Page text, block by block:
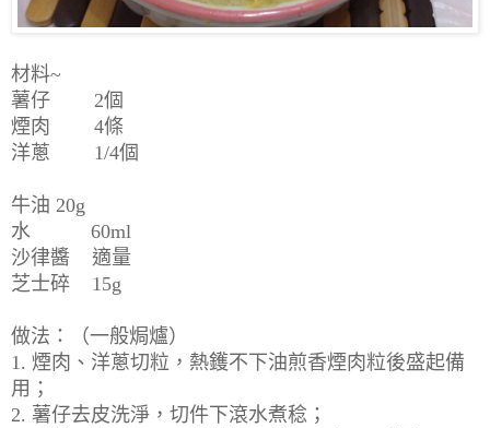
材料~
薯仔 2個
煙肉 4條
洋蔥 1/4個
牛油 20g
水 60ml
沙律醬 適量
芝士碎 15g
做法：（一般焗爐）
1. 煙肉、洋蔥切粒，熱鑊不下油煎香煙肉粒後盛起備
用；
2. 薯仔去皮洗淨，切件下滾水煮稔；